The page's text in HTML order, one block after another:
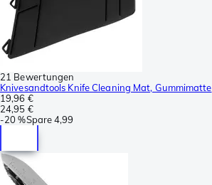
21 Bewertungen
Knivesandtools Knife Cleaning Mat, Gummimatte
19,96 €
24,95 €
-20 %Spare4,99